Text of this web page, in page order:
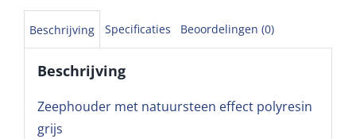
Beschrijving Specificaties Beoordelingen (0)
Beschrijving
Zeephouder met natuursteen effect polyresin
grijs